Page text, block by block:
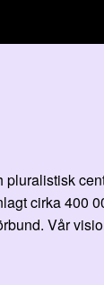
cirka 400
Vår